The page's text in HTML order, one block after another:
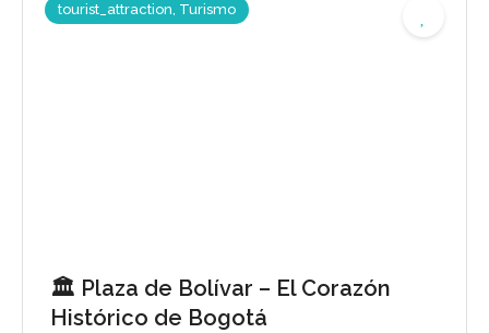
tourist_attraction, Turismo
🏛️ Plaza de Bolívar – El Corazón
Histórico de Bogotá